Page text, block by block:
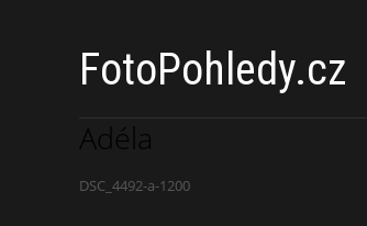
FotoPohledy.cz
Adéla
DSC_4492-a-1200